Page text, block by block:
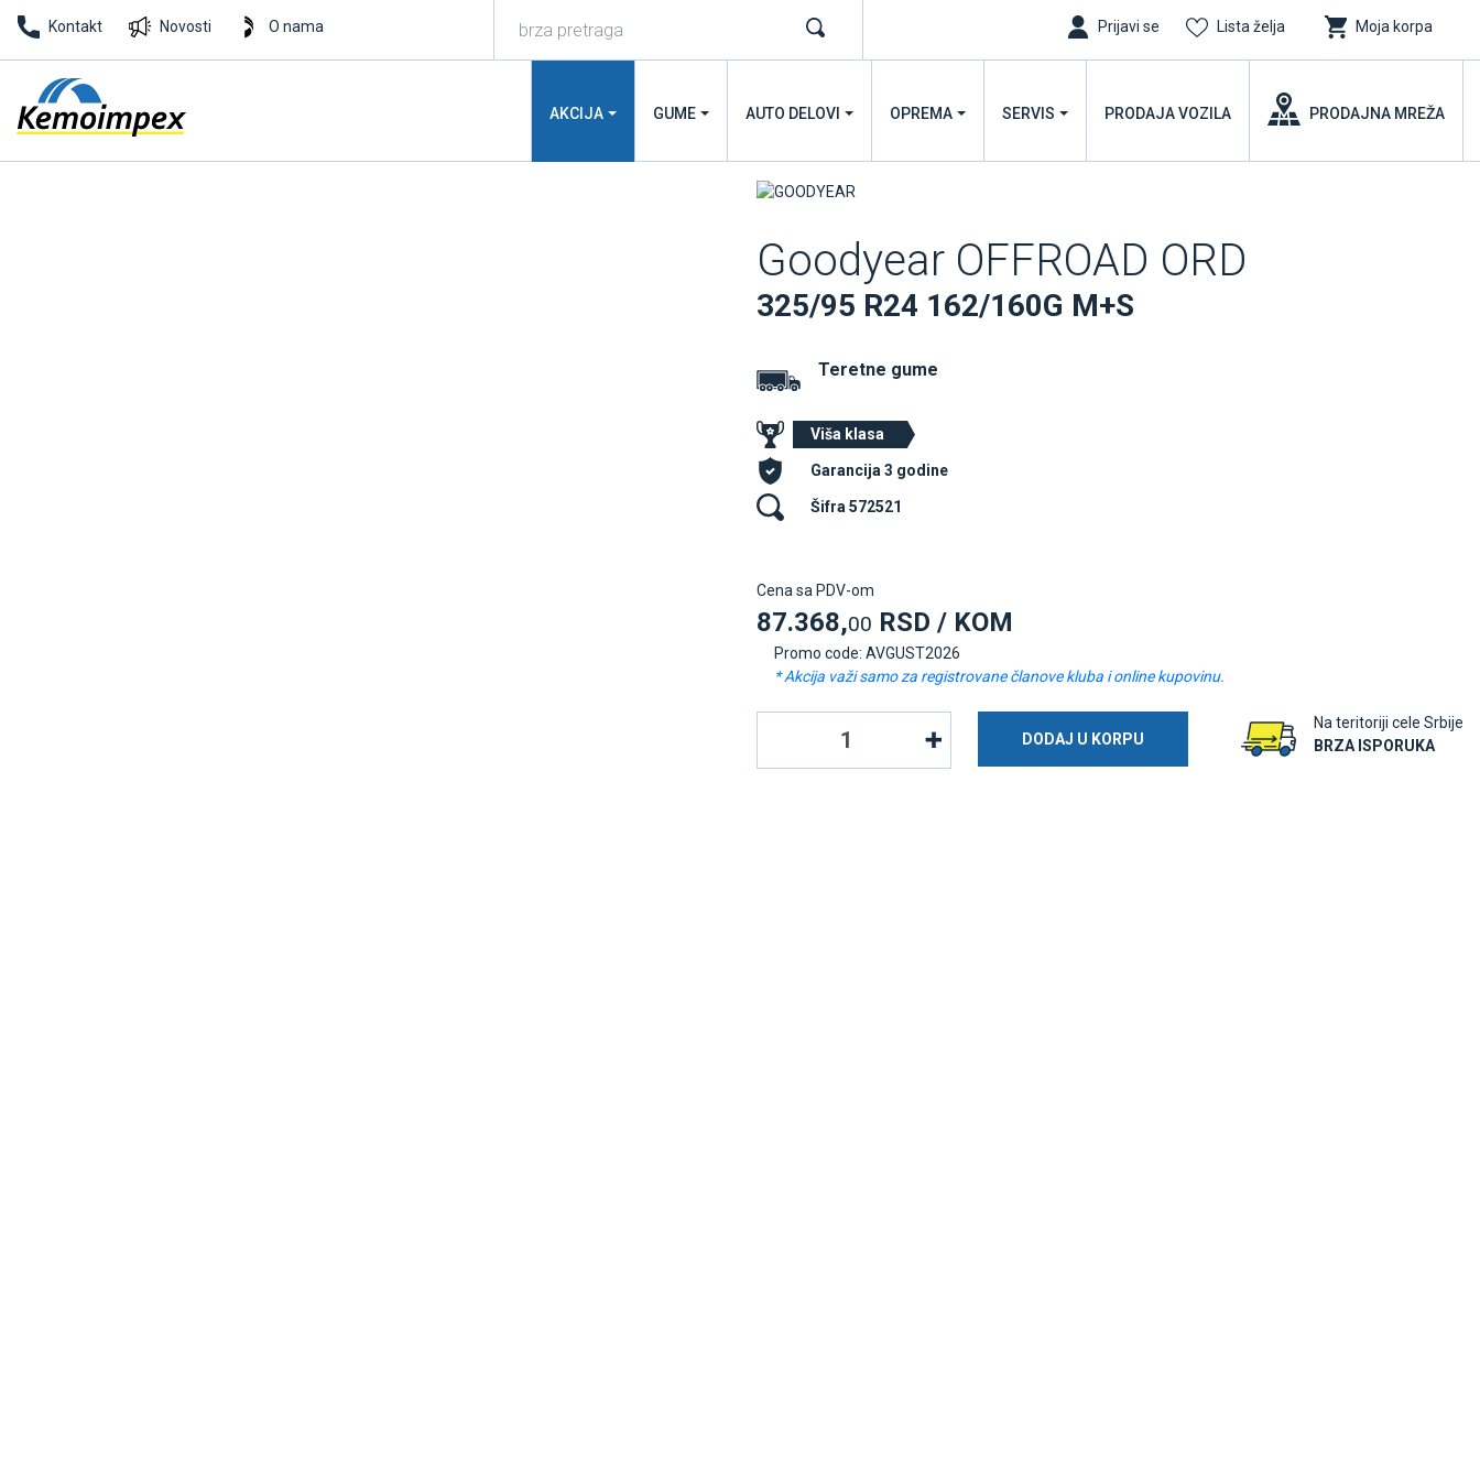
Kontakt Novosti O nama Prijavi se Lista želja Moja korpa
AKCIJA GUME AUTO DELOVI OPREMA SERVIS PRODAJA VOZILA PRODAJNA MREŽA
Goodyear OFFROAD ORD
325/95 R24 162/160G M+S
Teretne gume
Viša klasa
Garancija 3 godine
Šifra 572521
Cena sa PDV-om
87.368,00 RSD / KOM
Promo code: AVGUST2026
* Akcija važi samo za registrovane članove kluba i online kupovinu.
DODAJ U KORPU
Na teritoriji cele Srbije
BRZA ISPORUKA